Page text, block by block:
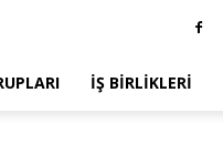
İŞ BIRLIKLERI